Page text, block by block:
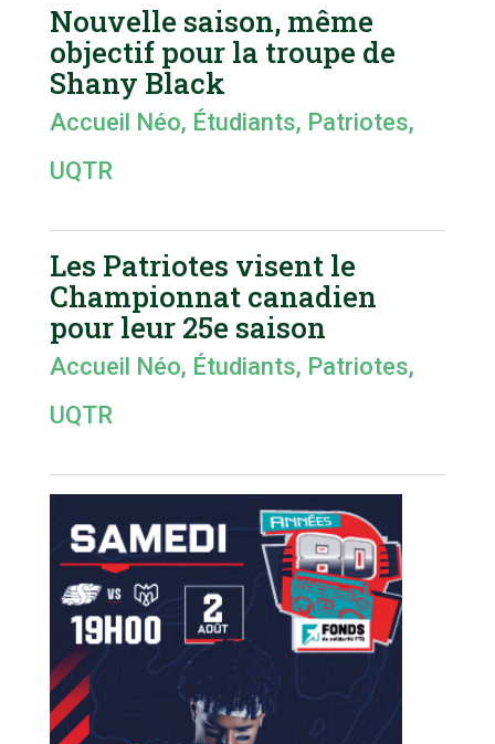
Nouvelle saison, même
objectif pour la troupe de
Shany Black
Accueil Néo, Étudiants, Patriotes,
UQTR
Les Patriotes visent le
Championnat canadien
pour leur 25e saison
Accueil Néo, Étudiants, Patriotes,
UQTR